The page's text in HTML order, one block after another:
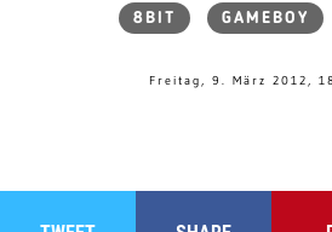
8BIT GAMEBOY
Freitag, 9. März 2012,